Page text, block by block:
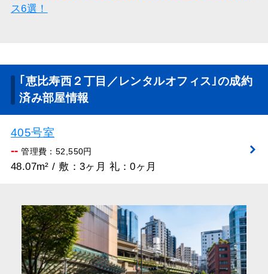
ス6選！
｢恵比寿西２丁目／レンタルオフィス｣の成約
済み部屋情報
405号室
-- 管理費：52,550円
48.07m² / 敷：3ヶ月 礼：0ヶ月